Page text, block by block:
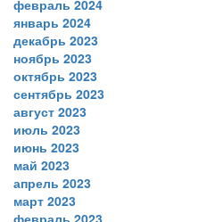
февраль 2024
январь 2024
декабрь 2023
ноябрь 2023
октябрь 2023
сентябрь 2023
август 2023
июль 2023
июнь 2023
май 2023
апрель 2023
март 2023